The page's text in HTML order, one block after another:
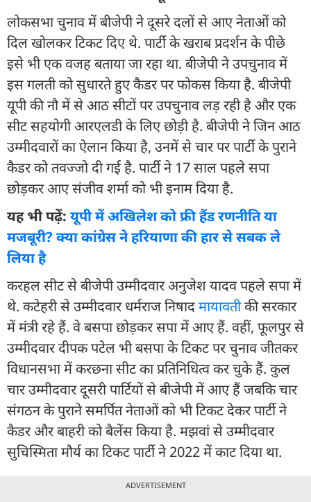
लोकसभा चुनाव में बीजेपी ने दूसरे दलों से आए नेताओं को
दिल खोलकर टिकट दिए थे. पार्टी के खराब प्रदर्शन के पीछे
इसे भी एक वजह बताया जा रहा था. बीजेपी ने उपचुनाव में
इस गलती को सुधारते हुए कैडर पर फोकस किया है. बीजेपी
यूपी की नौ में से आठ सीटों पर उपचुनाव लड़ रही है और एक
सीट सहयोगी आरएलडी के लिए छोड़ी है. बीजेपी ने जिन आठ
उम्मीदवारों का ऐलान किया है, उनमें से चार पर पार्टी के पुराने
कैडर को तवज्जो दी गई है. पार्टी ने 17 साल पहले सपा
छोड़कर आए संजीव शर्मा को भी इनाम दिया है.
यह भी पढ़ें: यूपी में अखिलेश को फ्री हैंड रणनीति या
मजबूरी? क्या कांग्रेस ने हरियाणा की हार से सबक ले
लिया है
करहल सीट से बीजेपी उम्मीदवार अनुजेश यादव पहले सपा में
थे. कटेहरी से उम्मीदवार धर्मराज निषादमायावतीकी सरकार
में मंत्री रहे हैं. वे बसपा छोड़कर सपा में आए हैं. वहीं, फूलपुर से
उम्मीदवार दीपक पटेल भी बसपा के टिकट पर चुनाव जीतकर
विधानसभा में करछना सीट का प्रतिनिधित्व कर चुके हैं. कुल
चार उम्मीदवार दूसरी पार्टियों से बीजेपी में आए हैं जबकि चार
संगठन के पुराने समर्पित नेताओं को भी टिकट देकर पार्टी ने
कैडर और बाहरी को बैलेंस किया है. मझवां से उम्मीदवार
सुचिस्मिता मौर्य का टिकट पार्टी ने 2022 में काट दिया था.
ADVERTISEMENT